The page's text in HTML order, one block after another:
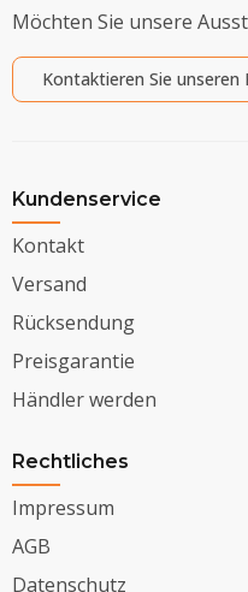
Möchten Sie unsere
Kontaktieren Sie unseren
Kundenservice
Kontakt
Versand
Rücksendung
Preisgarantie
Händler werden
Rechtliches
Impressum
AGB
Datenschutz